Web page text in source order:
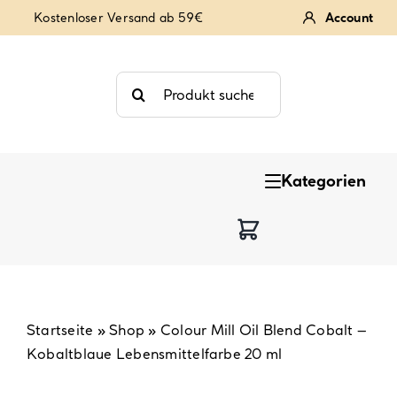
Inhalt
Kostenloser Versand ab 59€ Account
Suche
nach:
Kategorien
Backzubehör & Backwerkzeug
Startseite »Shop » Colour Mill Oil Blend Cobalt –
Kobaltblaue Lebensmittelfarbe 20 ml